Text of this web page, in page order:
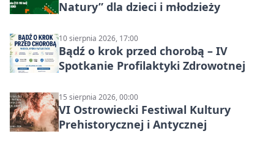
Natury” dla dzieci i młodzieży
10 sierpnia 2026, 17:00
Bądź o krok przed chorobą – IV
Spotkanie Profilaktyki Zdrowotnej
15 sierpnia 2026, 00:00
VI Ostrowiecki Festiwal Kultury
Prehistorycznej i Antycznej